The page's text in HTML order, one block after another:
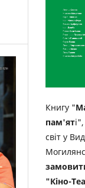
Книгу "
пам'ят
світ у
"Кіно-